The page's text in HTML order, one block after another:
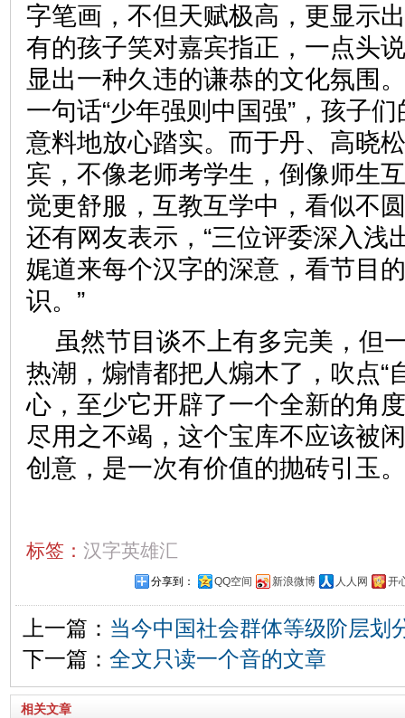
字笔画，不但天赋极高，更显示
有的孩子笑对嘉宾指正，一点头
显出一种久违的谦恭的文化氛围
一句话“少年强则中国强”，孩子
意料地放心踏实。而于丹、高晓
宾，不像老师考学生，倒像师生
觉更舒服，互教互学中，看似不
还有网友表示，“三位评委深入浅
娓道来每个汉字的深意，看节目
识。”
虽然节目谈不上有多完美，但
热潮，煽情都把人煽木了，吹点“
心，至少它开辟了一个全新的角
尽用之不竭，这个宝库不应该被
创意，是一次有价值的抛砖引玉。
标签： 汉字英雄汇
分享到： QQ空间 新浪微博 人人网 开
上一篇： 当今中国社会群体等级阶层划
下一篇： 全文只读一个音的文章
相关文章